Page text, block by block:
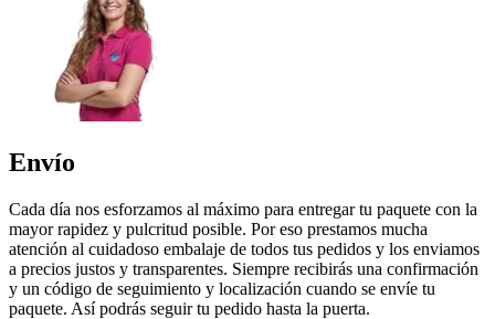
Envío
Cada día nos esforzamos al máximo para entregar tu paquete con la
mayor rapidez y pulcritud posible. Por eso prestamos mucha
atención al cuidadoso embalaje de todos tus pedidos y los enviamos
a precios justos y transparentes. Siempre recibirás una confirmación
y un código de seguimiento y localización cuando se envíe tu
paquete. Así podrás seguir tu pedido hasta la puerta.